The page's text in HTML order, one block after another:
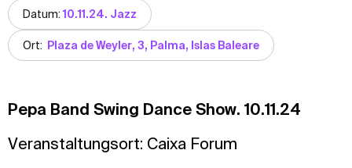
Datum:10.11.24. Jazz
Ort: Plaza de Weyler, 3, Palma, Islas Baleare
Pepa Band Swing Dance Show. 10.11.24
Veranstaltungsort: Caixa Forum